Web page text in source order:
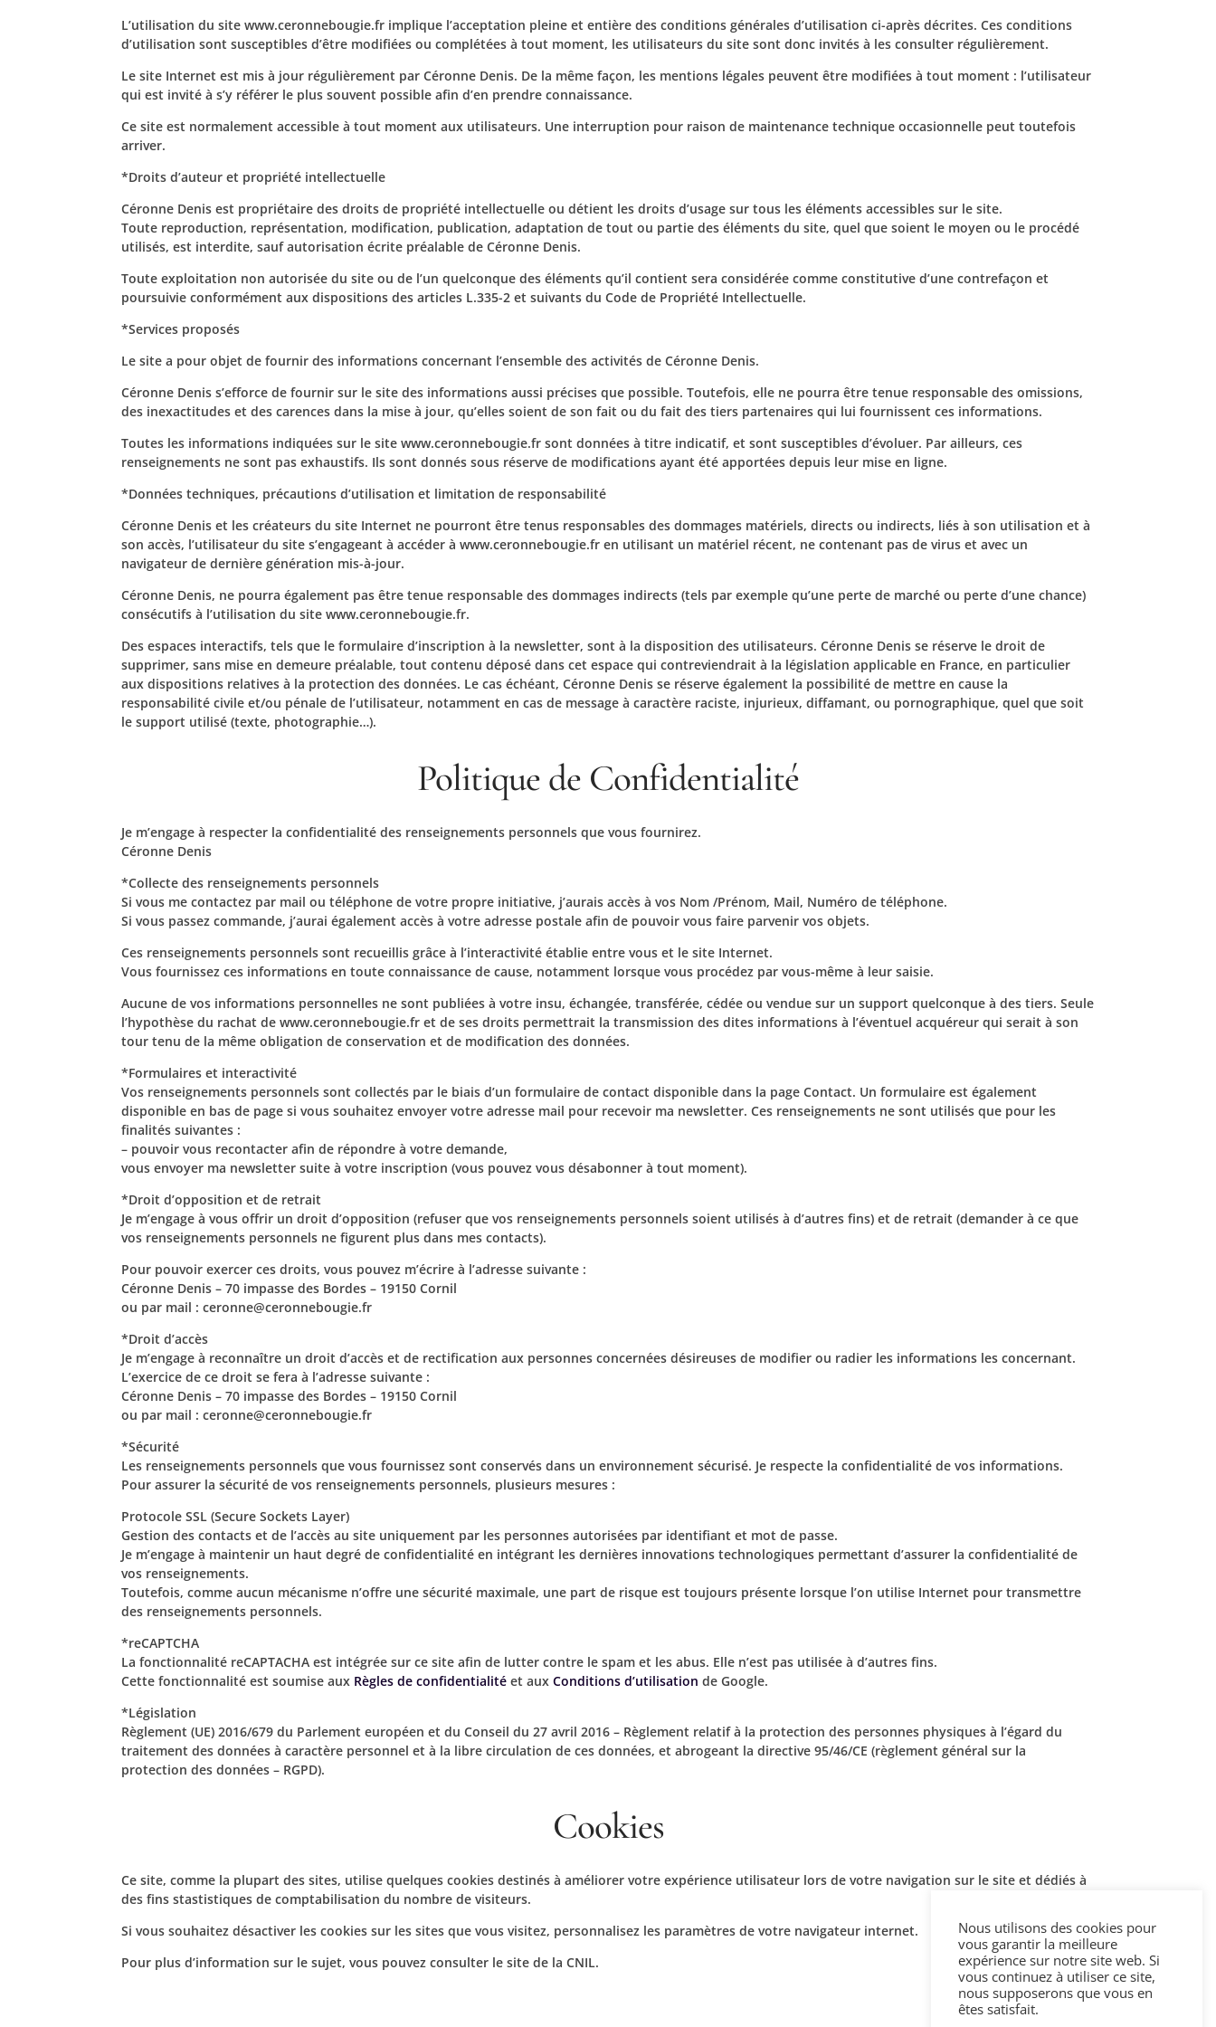
L’utilisation du site www.ceronnebougie.fr implique l’acceptation pleine et entière des conditions générales d’utilisation ci-après décrites. Ces conditions
d’utilisation sont susceptibles d’être modifiées ou complétées à tout moment, les utilisateurs du site sont donc invités à les consulter régulièrement.
Le site Internet est mis à jour régulièrement par Céronne Denis. De la même façon, les mentions légales peuvent être modifiées à tout moment : l’utilisateur
qui est invité à s’y référer le plus souvent possible afin d’en prendre connaissance.
Ce site est normalement accessible à tout moment aux utilisateurs. Une interruption pour raison de maintenance technique occasionnelle peut toutefois
arriver.
*Droits d’auteur et propriété intellectuelle
Céronne Denis est propriétaire des droits de propriété intellectuelle ou détient les droits d’usage sur tous les éléments accessibles sur le site.
Toute reproduction, représentation, modification, publication, adaptation de tout ou partie des éléments du site, quel que soient le moyen ou le procédé
utilisés, est interdite, sauf autorisation écrite préalable de Céronne Denis.
Toute exploitation non autorisée du site ou de l’un quelconque des éléments qu’il contient sera considérée comme constitutive d’une contrefaçon et
poursuivie conformément aux dispositions des articles L.335-2 et suivants du Code de Propriété Intellectuelle.
*Services proposés
Le site a pour objet de fournir des informations concernant l’ensemble des activités de Céronne Denis.
Céronne Denis s’efforce de fournir sur le site des informations aussi précises que possible. Toutefois, elle ne pourra être tenue responsable des omissions,
des inexactitudes et des carences dans la mise à jour, qu’elles soient de son fait ou du fait des tiers partenaires qui lui fournissent ces informations.
Toutes les informations indiquées sur le site www.ceronnebougie.fr sont données à titre indicatif, et sont susceptibles d’évoluer. Par ailleurs, ces
renseignements ne sont pas exhaustifs. Ils sont donnés sous réserve de modifications ayant été apportées depuis leur mise en ligne.
*Données techniques, précautions d’utilisation et limitation de responsabilité
Céronne Denis et les créateurs du site Internet ne pourront être tenus responsables des dommages matériels, directs ou indirects, liés à son utilisation et à
son accès, l’utilisateur du site s’engageant à accéder à www.ceronnebougie.fr en utilisant un matériel récent, ne contenant pas de virus et avec un
navigateur de dernière génération mis-à-jour.
Céronne Denis, ne pourra également pas être tenue responsable des dommages indirects (tels par exemple qu’une perte de marché ou perte d’une chance)
consécutifs à l’utilisation du site www.ceronnebougie.fr.
Des espaces interactifs, tels que le formulaire d’inscription à la newsletter, sont à la disposition des utilisateurs. Céronne Denis se réserve le droit de
supprimer, sans mise en demeure préalable, tout contenu déposé dans cet espace qui contreviendrait à la législation applicable en France, en particulier
aux dispositions relatives à la protection des données. Le cas échéant, Céronne Denis se réserve également la possibilité de mettre en cause la
responsabilité civile et/ou pénale de l’utilisateur, notamment en cas de message à caractère raciste, injurieux, diffamant, ou pornographique, quel que soit
le support utilisé (texte, photographie…).
Politique de Confidentialité
Je m’engage à respecter la confidentialité des renseignements personnels que vous fournirez.
Céronne Denis
*Collecte des renseignements personnels
Si vous me contactez par mail ou téléphone de votre propre initiative, j’aurais accès à vos Nom /Prénom, Mail, Numéro de téléphone.
Si vous passez commande, j’aurai également accès à votre adresse postale afin de pouvoir vous faire parvenir vos objets.
Ces renseignements personnels sont recueillis grâce à l’interactivité établie entre vous et le site Internet.
Vous fournissez ces informations en toute connaissance de cause, notamment lorsque vous procédez par vous-même à leur saisie.
Aucune de vos informations personnelles ne sont publiées à votre insu, échangée, transférée, cédée ou vendue sur un support quelconque à des tiers. Seule
l’hypothèse du rachat de www.ceronnebougie.fr et de ses droits permettrait la transmission des dites informations à l’éventuel acquéreur qui serait à son
tour tenu de la même obligation de conservation et de modification des données.
*Formulaires et interactivité
Vos renseignements personnels sont collectés par le biais d’un formulaire de contact disponible dans la page Contact. Un formulaire est également
disponible en bas de page si vous souhaitez envoyer votre adresse mail pour recevoir ma newsletter. Ces renseignements ne sont utilisés que pour les
finalités suivantes :
– pouvoir vous recontacter afin de répondre à votre demande,
vous envoyer ma newsletter suite à votre inscription (vous pouvez vous désabonner à tout moment).
*Droit d’opposition et de retrait
Je m’engage à vous offrir un droit d’opposition (refuser que vos renseignements personnels soient utilisés à d’autres fins) et de retrait (demander à ce que
vos renseignements personnels ne figurent plus dans mes contacts).
Pour pouvoir exercer ces droits, vous pouvez m’écrire à l’adresse suivante :
Céronne Denis – 70 impasse des Bordes – 19150 Cornil
ou par mail : ceronne@ceronnebougie.fr
*Droit d’accès
Je m’engage à reconnaître un droit d’accès et de rectification aux personnes concernées désireuses de modifier ou radier les informations les concernant.
L’exercice de ce droit se fera à l’adresse suivante :
Céronne Denis – 70 impasse des Bordes – 19150 Cornil
ou par mail : ceronne@ceronnebougie.fr
*Sécurité
Les renseignements personnels que vous fournissez sont conservés dans un environnement sécurisé. Je respecte la confidentialité de vos informations.
Pour assurer la sécurité de vos renseignements personnels, plusieurs mesures :
Protocole SSL (Secure Sockets Layer)
Gestion des contacts et de l’accès au site uniquement par les personnes autorisées par identifiant et mot de passe.
Je m’engage à maintenir un haut degré de confidentialité en intégrant les dernières innovations technologiques permettant d’assurer la confidentialité de
vos renseignements.
Toutefois, comme aucun mécanisme n’offre une sécurité maximale, une part de risque est toujours présente lorsque l’on utilise Internet pour transmettre
des renseignements personnels.
*reCAPTCHA
La fonctionnalité reCAPTACHA est intégrée sur ce site afin de lutter contre le spam et les abus. Elle n’est pas utilisée à d’autres fins.
Cette fonctionnalité est soumise aux Règles de confidentialité et auxConditions d’utilisation de Google.
*Législation
Règlement (UE) 2016/679 du Parlement européen et du Conseil du 27 avril 2016 – Règlement relatif à la protection des personnes physiques à l’égard du
traitement des données à caractère personnel et à la libre circulation de ces données, et abrogeant la directive 95/46/CE (règlement général sur la
protection des données – RGPD).
Cookies
Ce site, comme la plupart des sites, utilise quelques cookies destinés à améliorer votre expérience utilisateur lors de votre navigation sur le site et dédiés à
des fins stastistiques de comptabilisation du nombre de visiteurs.
Si vous souhaitez désactiver les cookies sur les sites que vous visitez, personnalisez les paramètres de votre navigateur internet.
Pour plus d’information sur le sujet, vous pouvez consulter le site de la CNIL.
Nous utilisons des cookies pour
vous garantir la meilleure
expérience sur notre site web. Si
vous continuez à utiliser ce site,
nous supposerons que vous en
êtes satisfait.